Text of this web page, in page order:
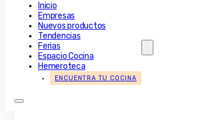
Inicio
Empresas
Nuevos productos
Tendencias
Ferias
Espacio Cocina
Hemeroteca
ENCUENTRA TU COCINA